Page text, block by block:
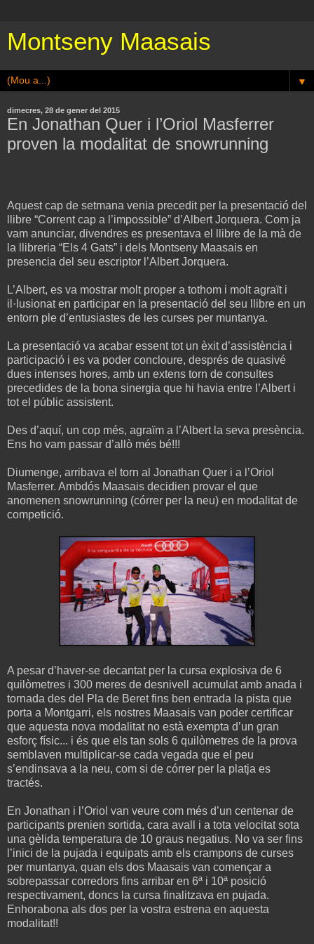
Montseny Maasais
▼
dimecres, 28 de gener del 2015
En Jonathan Quer i l’Oriol Masferrer
proven la modalitat de snowrunning
Aquest cap de setmana venia precedit per la presentació del
llibre “Corrent cap a l’impossible” d’Albert Jorquera. Com ja
vam anunciar, divendres es presentava el llibre de la mà de
la llibreria “Els 4 Gats” i dels Montseny Maasais en
presencia del seu escriptor l’Albert Jorquera.
L’Albert, es va mostrar molt proper a tothom i molt agraït i
il·lusionat en participar en la presentació del seu llibre en un
entorn ple d’entusiastes de les curses per muntanya.
La presentació va acabar essent tot un èxit d’assistència i
participació i es va poder concloure, després de quasivé
dues intenses hores, amb un extens torn de consultes
precedides de la bona sinergia que hi havia entre l’Albert i
tot el públic assistent.
Des d’aquí, un cop més, agraïm a l’Albert la seva presència.
Ens ho vam passar d’allò més bé!!!
Diumenge, arribava el torn al Jonathan Quer i a l’Oriol
Masferrer. Ambdós Maasais decidien provar el que
anomenen snowrunning (córrer per la neu) en modalitat de
competició.
A pesar d’haver-se decantat per la cursa explosiva de 6
quilòmetres i 300 meres de desnivell acumulat amb anada i
tornada des del Pla de Beret fins ben entrada la pista que
porta a Montgarri, els nostres Maasais van poder certificar
que aquesta nova modalitat no està exempta d’un gran
esforç físic... i és que els tan sols 6 quilòmetres de la prova
semblaven multiplicar-se cada vegada que el peu
s’endinsava a la neu, com si de córrer per la platja es
tractés.
En Jonathan i l’Oriol van veure com més d’un centenar de
participants prenien sortida, cara avall i a tota velocitat sota
una gèlida temperatura de 10 graus negatius. No va ser fins
l’inici de la pujada i equipats amb els crampons de curses
per muntanya, quan els dos Maasais van començar a
sobrepassar corredors fins arribar en 6ª i 10ª posició
respectivament, doncs la cursa finalitzava en pujada.
Enhorabona als dos per la vostra estrena en aquesta
modalitat!!